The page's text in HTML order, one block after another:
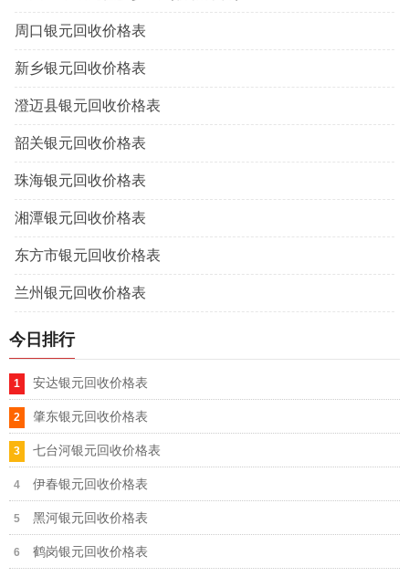
周口银元回收价格表
新乡银元回收价格表
澄迈县银元回收价格表
韶关银元回收价格表
珠海银元回收价格表
湘潭银元回收价格表
东方市银元回收价格表
兰州银元回收价格表
今日排行
安达银元回收价格表
肇东银元回收价格表
七台河银元回收价格表
伊春银元回收价格表
黑河银元回收价格表
鹤岗银元回收价格表